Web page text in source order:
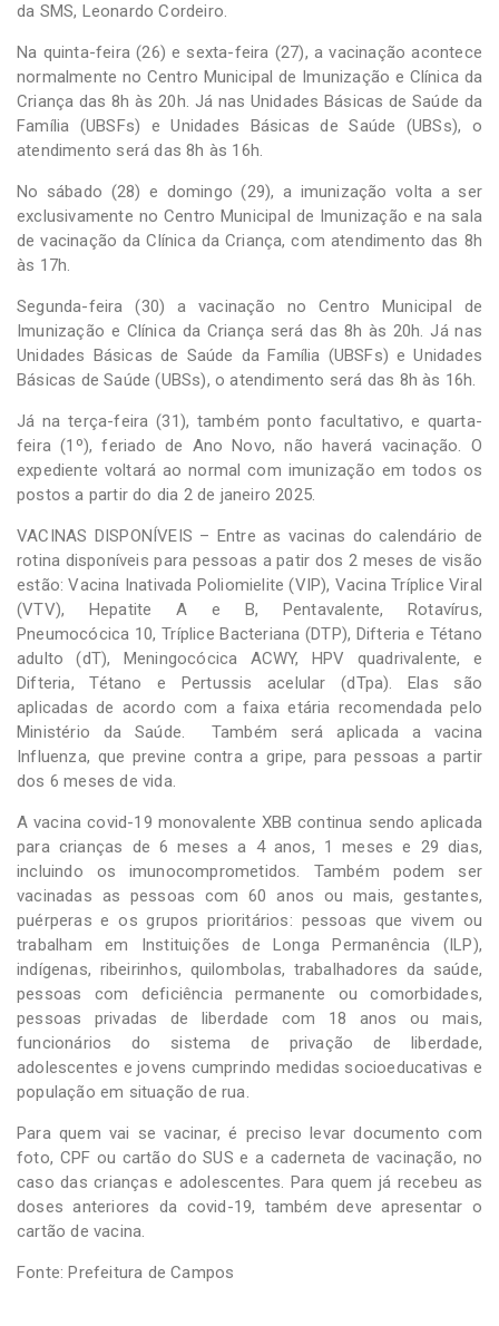
da SMS, Leonardo Cordeiro.
Na quinta-feira (26) e sexta-feira (27), a vacinação acontece
normalmente no Centro Municipal de Imunização e Clínica da
Criança das 8h às 20h. Já nas Unidades Básicas de Saúde da
Família (UBSFs) e Unidades Básicas de Saúde (UBSs), o
atendimento será das 8h às 16h.
No sábado (28) e domingo (29), a imunização volta a ser
exclusivamente no Centro Municipal de Imunização e na sala
de vacinação da Clínica da Criança, com atendimento das 8h
às 17h.
Segunda-feira (30) a vacinação no Centro Municipal de
Imunização e Clínica da Criança será das 8h às 20h. Já nas
Unidades Básicas de Saúde da Família (UBSFs) e Unidades
Básicas de Saúde (UBSs), o atendimento será das 8h às 16h.
Já na terça-feira (31), também ponto facultativo, e quarta-
feira (1º), feriado de Ano Novo, não haverá vacinação. O
expediente voltará ao normal com imunização em todos os
postos a partir do dia 2 de janeiro 2025.
VACINAS DISPONÍVEIS – Entre as vacinas do calendário de
rotina disponíveis para pessoas a patir dos 2 meses de visão
estão: Vacina Inativada Poliomielite (VIP), Vacina Tríplice Viral
(VTV), Hepatite A e B, Pentavalente, Rotavírus,
Pneumocócica 10, Tríplice Bacteriana (DTP), Difteria e Tétano
adulto (dT), Meningocócica ACWY, HPV quadrivalente, e
Difteria, Tétano e Pertussis acelular (dTpa). Elas são
aplicadas de acordo com a faixa etária recomendada pelo
Ministério da Saúde. Também será aplicada a vacina
Influenza, que previne contra a gripe, para pessoas a partir
dos 6 meses de vida.
A vacina covid-19 monovalente XBB continua sendo aplicada
para crianças de 6 meses a 4 anos, 1 meses e 29 dias,
incluindo os imunocomprometidos. Também podem ser
vacinadas as pessoas com 60 anos ou mais, gestantes,
puérperas e os grupos prioritários: pessoas que vivem ou
trabalham em Instituições de Longa Permanência (ILP),
indígenas, ribeirinhos, quilombolas, trabalhadores da saúde,
pessoas com deficiência permanente ou comorbidades,
pessoas privadas de liberdade com 18 anos ou mais,
funcionários do sistema de privação de liberdade,
adolescentes e jovens cumprindo medidas socioeducativas e
população em situação de rua.
Para quem vai se vacinar, é preciso levar documento com
foto, CPF ou cartão do SUS e a caderneta de vacinação, no
caso das crianças e adolescentes. Para quem já recebeu as
doses anteriores da covid-19, também deve apresentar o
cartão de vacina.
Fonte: Prefeitura de Campos